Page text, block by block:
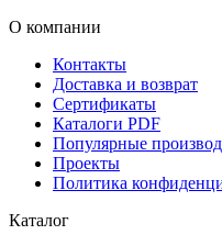
О компании
Контакты
Доставка и возврат
Сертификаты
Каталоги PDF
Популярные
Проекты
Политика
Каталог